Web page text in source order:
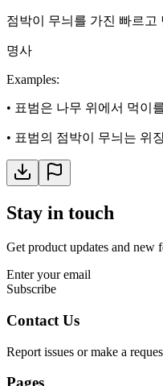
점박이 무늬를 가진 빠르고
명사
Examples:
• 표범은 나무 위에서 먹이
• 표범의 점박이 무늬는 위
Stay in touch
Get product updates and new
Enter your email
Subscribe
Contact Us
Report issues or make a
Pages